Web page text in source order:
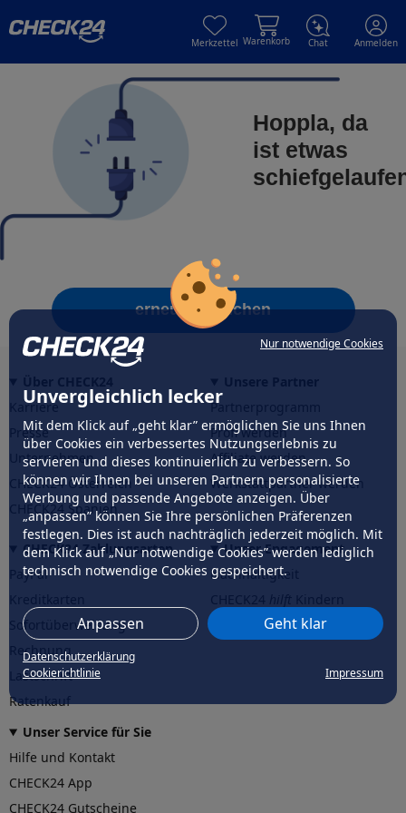
Nur notwendige Cookies
Unvergleichlich lecker
Mit dem Klick auf „geht klar” ermöglichen Sie uns Ihnen
über Cookies ein verbessertes Nutzungserlebnis zu
servieren und dieses kontinuierlich zu verbessern. So
können wir Ihnen bei unseren Partnern personalisierte
Werbung und passende Angebote anzeigen. Über
„anpassen” können Sie Ihre persönlichen Präferenzen
festlegen. Dies ist auch nachträglich jederzeit möglich. Mit
dem Klick auf „Nur notwendige Cookies” werden lediglich
technisch notwendige Cookies gespeichert.
Anpassen Geht klar
Datenschutzerklärung
Cookierichtlinie
Impressum
Merkzettel Warenkorb Chat Anmelden
Hoppla, da
ist etwas
erneut versuchen
Karriere
Presse
Unternehmen
CHECK24 Österreich
CHECK24 Spanien
Partnerprogramm
Profi werden
Affiliate werden
Werkstattpartner werden
CHECK24 Zahlungsarten
PayPal
Sofortüberweisung
Rechnung
Lastschrift
Ratenkauf
Unser Engagement
Nachhaltigkeit
CHECK24hilftder Natur
Unser Service für Sie
Hilfe und Kontakt
CHECK24 App
CHECK24 Gutscheine